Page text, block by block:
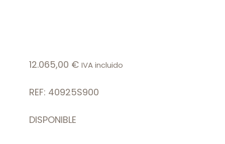
12.065,00 € IVA incluido
REF: 40925S900
DISPONIBLE